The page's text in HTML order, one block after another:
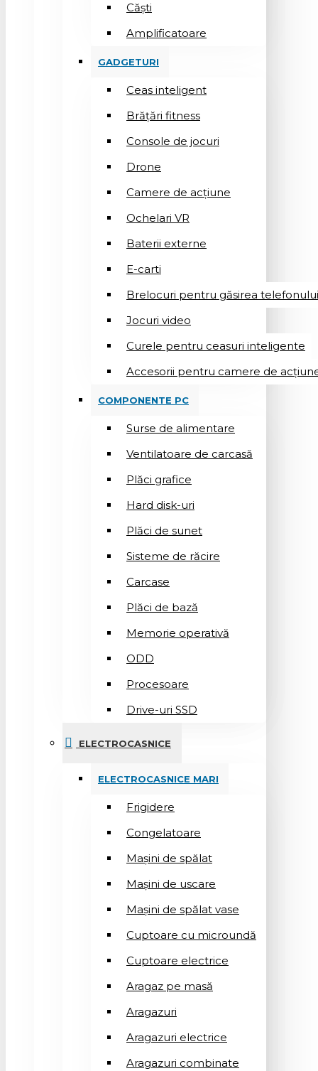
Căşti
Amplificatoare
GADGETURI
Ceas inteligent
Brățări fitness
Console de jocuri
Drone
Camere de acțiune
Ochelari VR
Baterii externe
E-carti
Brelocuri pentru găsirea telefonului
Jocuri video
Curele pentru ceasuri inteligente
Accesorii pentru camere de
COMPONENTE PC
Surse de alimentare
Ventilatoare de carcasă
Plăci grafice
Hard disk-uri
Plăci de sunet
Sisteme de răcire
Carcase
Plăci de bază
Memorie operativă
ODD
Procesoare
Drive-uri SSD
ELECTROCASNICE
ELECTROCASNICE MARI
Frigidere
Congelatoare
Mașini de spălat
Mașini de uscare
Mașini de spălat vase
Cuptoare cu microundă
Cuptoare electrice
Aragaz pe masă
Aragazuri
Aragazuri electrice
Aragazuri combinate